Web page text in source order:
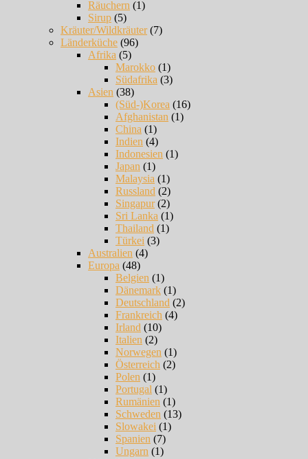
Räuchern (1)
Sirup (5)
Kräuter/Wildkräuter(7)
Länderküche (96)
Afrika (5)
Marokko (1)
Südafrika (3)
Asien (38)
(Süd-)Korea (16)
Afghanistan (1)
China (1)
Indien (4)
Indonesien (1)
Japan (1)
Malaysia (1)
Russland (2)
Singapur(2)
Sri Lanka (1)
Thailand (1)
Türkei (3)
Australien (4)
Europa (48)
Belgien (1)
Dänemark (1)
Deutschland (2)
Frankreich (4)
Irland (10)
Italien (2)
Norwegen (1)
Österreich (2)
Polen (1)
Portugal (1)
Rumänien (1)
Schweden (13)
Slowakei (1)
Spanien (7)
Ungarn (1)